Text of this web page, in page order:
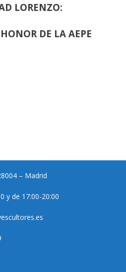
LORENZO:
DE LA AEPE
– Madrid
y de 17:00-20:00